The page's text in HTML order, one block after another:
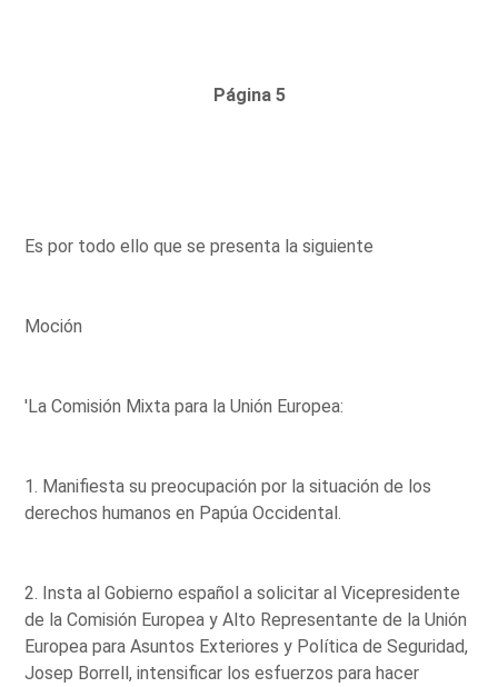
Página 5
Es por todo ello que se presenta la siguiente
Moción
'La Comisión Mixta para la Unión Europea:
1. Manifiesta su preocupación por la situación de los
derechos humanos en Papúa Occidental.
2. Insta al Gobierno español a solicitar al Vicepresidente
de la Comisión Europea y Alto Representante de la Unión
Europea para Asuntos Exteriores y Política de Seguridad,
Josep Borrell, intensificar los esfuerzos para hacer